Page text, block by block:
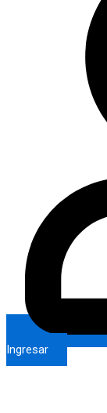
Ingresar